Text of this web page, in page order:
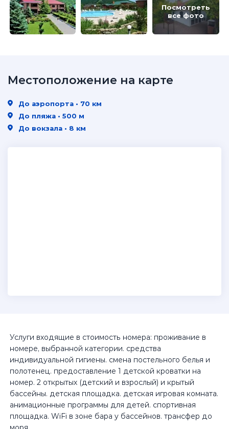
Посмотреть
все фото
Услуги входящие в стоимость номера: проживание в
номере, выбранной категории. средства
индивидуальной гигиены. смена постельного белья и
полотенец. предоставление 1 детской кроватки на
номер. 2 открытых (детский и взрослый) и крытый
бассейны. детская площадка. детская игровая комната.
анимационные программы для детей. спортивная
площадка. WiFi в зоне бара у бассейнов. трансфер до
Местоположение на карте
До аэропорта • 70 км
До пляжа • 500 м
До вокзала • 8 км